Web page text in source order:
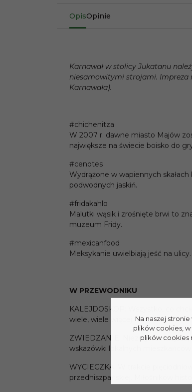
OpisOpinie
Karnawał w stolicy Jukatanu
niesamowitymi strojami. Impreza
Karnawała).
#chichenitza
W 2007 r. dawne miasto Majów
największe na świecie boisko do
#cenotes
Wydrążone w wapiennych
podwodnych jaskiń.
#fridakahlo
Malutki wąsik i zrośnięte brwi to
muzeum Fridy.
#mexicanfood
Meksykanie uwielbiają jeść na
W PRZEWODNIKU
KALEJDOSKOP: Wszystko, co
wiele, wiele więcej.
ZWIEDZANIE: Niezwykłe
wskazówki lokalnych mieszkańców
WYCIECZKA: W trakcie
przedhiszpańskiej. Miłośników
Na naszej
plików cookies, w
plików cookies